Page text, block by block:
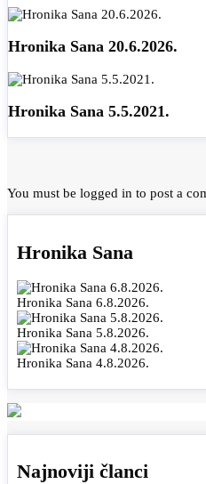
Hronika Sana 20.6.2026.
Hronika Sana 5.5.2021.
You must be logged in to post a
Hronika Sana
Hronika Sana 6.8.2026.
Hronika Sana 5.8.2026.
Hronika Sana 4.8.2026.
Najnoviji članci